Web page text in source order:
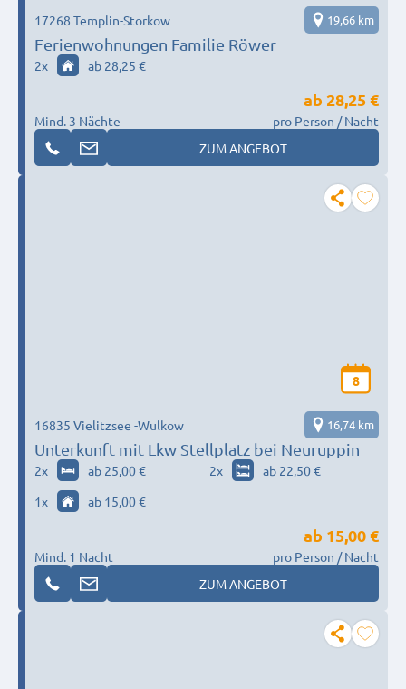
Ferienwohnungen Familie Röwer
17268 Templin-Storkow 19,66 km
2x ab 28,25 €
Mind. 3 Nächte
ab 28,25 €
pro Person / Nacht
ZUM ANGEBOT
8
Unterkunft mit Lkw Stellplatz bei Neuruppin
16835 Vielitzsee -Wulkow 16,74 km
2x ab 25,00 € 2x
ab 22,50 €
1x ab 15,00 €
Mind. 1 Nacht
ab 15,00 €
pro Person / Nacht
ZUM ANGEBOT